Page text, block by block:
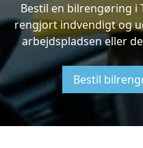
Bestil en bilrengøring i
rengjort indvendigt og
arbejdspladsen eller
Bestil